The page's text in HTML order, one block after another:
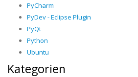
PyCharm
PyDev - Eclipse Plugin
PyQt
Python
Ubuntu
Kategorien